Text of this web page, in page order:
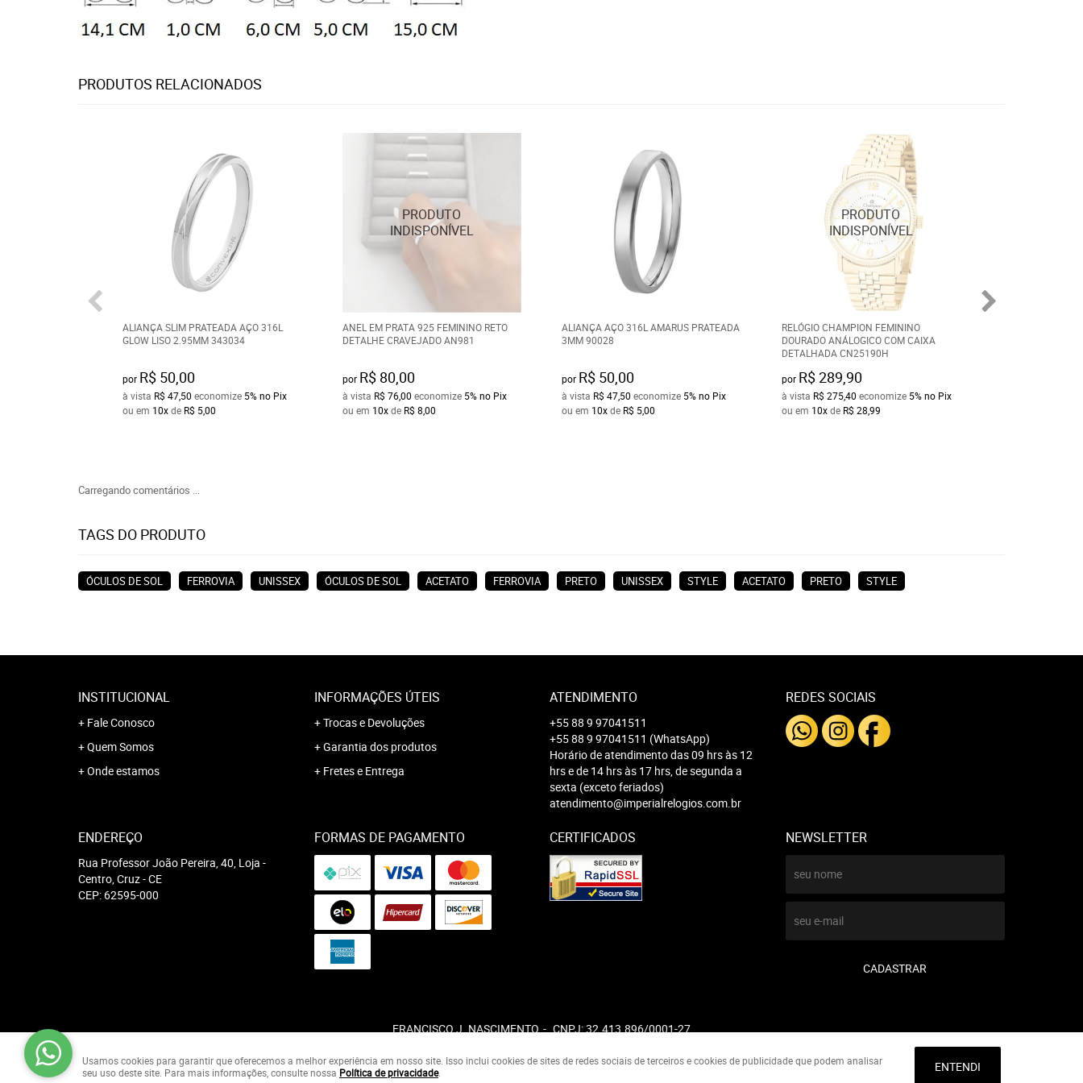
PRODUTOS RELACIONADOS
ALIANÇA SLIM PRATEADA AÇO 316L
GLOW LISO 2.95MM 343034
por R$ 50,00
à vista R$ 47,50 economize 5%no Pix
ou em 10xde R$ 5,00
ANEL EM PRATA 925 FEMININO RETO
DETALHE CRAVEJADO AN981
por R$ 80,00
à vista R$ 76,00 economize 5% no Pix
ou em 10xde R$ 8,00
ALIANÇA AÇO 316L AMARUS PRATEADA
3MM 90028
por R$ 50,00
à vista R$ 47,50 economize 5%no Pix
ou em 10xde R$ 5,00
RELÓGIO CHAMPION FEMININO
DOURADO ANÁLOGICO COM CAIXA
DETALHADA CN25190H
por R$ 289,90
à vista R$ 275,40 economize 5% no Pix
ou em 10xde R$ 28,99
Carregando comentários ...
TAGS DO PRODUTO
ÓCULOS DE SOL FERROVIA UNISSEX ÓCULOS DE SOL ACETATO FERROVIA PRETO UNISSEX STYLE ACETATO PRETO STYLE
INSTITUCIONAL
Fale Conosco
Quem Somos
Onde estamos
INFORMAÇÕES ÚTEIS
Trocas e Devoluções
Garantia dos produtos
Fretes e Entrega
ATENDIMENTO
+55 88 9 97041511
+55 88 9 97041511 (WhatsApp)
Horário de atendimento das 09 hrs às 12
hrs e de 14 hrs às 17 hrs, de segunda a
sexta (exceto feriados)
atendimento@imperialrelogios.com.br
REDES SOCIAIS
ENDEREÇO
Rua Professor João Pereira, 40, Loja -
Centro, Cruz-CE
CEP: 62595-000
FORMAS DE PAGAMENTO CERTIFICADOS NEWSLETTER
CADASTRAR
FRANCISCO J. NASCIMENTO CNPJ: 32.413.896/0001-27
LOJA VIRTUAL CRIADA POR
Usamos cookies para garantir que oferecemos a melhor experiência em nosso site. Isso inclui cookies de sites de redes sociais de terceiros e cookies de publicidade que podem analisar
seu uso deste site. Para mais informações, consulte nossa Política de privacidade. ENTENDI